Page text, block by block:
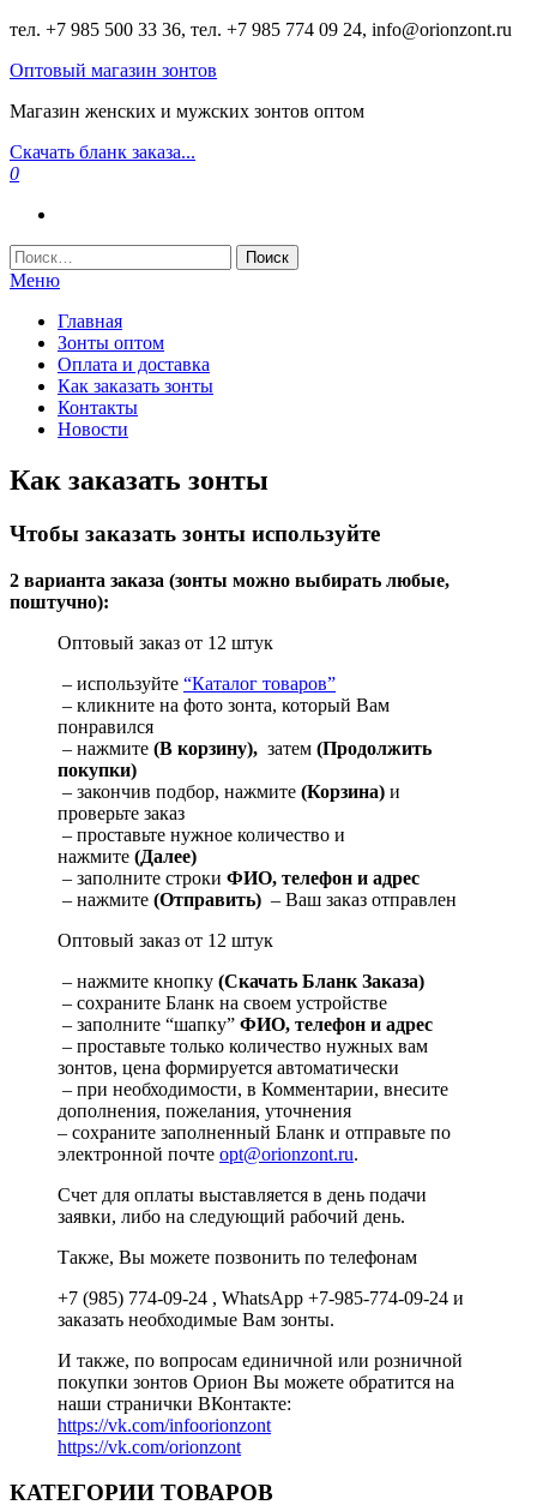
Перейти
содержимому
тел. +7 985 500 33 36, тел. +7 985 774 09 24, info@orionzont.ru
Оптовый магазин зонтов
Магазин женских и мужских зонтов оптом
Скачать бланк заказа...
0
Найти:
Меню
Главная
Зонты оптом
Оплата и доставка
Как заказать зонты
Контакты
Новости
Как заказать зонты
Чтобы заказать зонты используйте
2 варианта заказа (зонты можно выбирать любые,
поштучно):
Оптовый заказ от 12 штук
– используйте “Каталог товаров”
– кликните на фото зонта, который Вам
понравился
– нажмите (В корзину), затем (Продолжить
покупки)
– закончив подбор, нажмите (Корзина) и
проверьте заказ
– проставьте нужное количество и
нажмите (Далее)
– заполните строки ФИО, телефон и адрес
– нажмите (Отправить) – Ваш заказ отправлен
Оптовый заказ от 12 штук
– нажмите кнопку (Скачать Бланк Заказа)
– сохраните Бланк на своем устройстве
– заполните “шапку” ФИО, телефон и адрес
– проставьте только количество нужных вам
зонтов, цена формируется автоматически
– при необходимости, в Комментарии, внесите
дополнения, пожелания, уточнения
– сохраните заполненный Бланк и отправьте по
электронной почте opt@orionzont.ru.
Счет для оплаты выставляется в день подачи
заявки, либо на следующий рабочий день.
Также, Вы можете позвонить по телефонам
+7 (985) 774-09-24 , WhatsApp +7-985-774-09-24 и
заказать необходимые Вам зонты.
И также, по вопросам единичной или розничной
покупки зонтов Орион Вы можете обратится на
наши странички ВКонтакте:
https://vk.com/infoorionzont
https://vk.com/orionzont
КАТЕГОРИИ ТОВАРОВ